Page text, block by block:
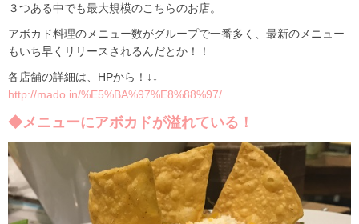
３つある中でも最大規模のこちらのお店。
アボカド料理のメニュー数がグループで一番多く、最新のメニュー
もいち早くリリースされるんだとか！！
各店舗の詳細は、HPから！↓↓
http://mado.in/%E5%BA%97%E8%88%97/
◆メニューにアボカドが溢れている！